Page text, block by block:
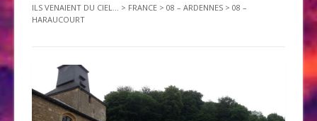
ILS VENAIENT DU CIEL... > FRANCE > 08 – ARDENNES > 08 –
HARAUCOURT